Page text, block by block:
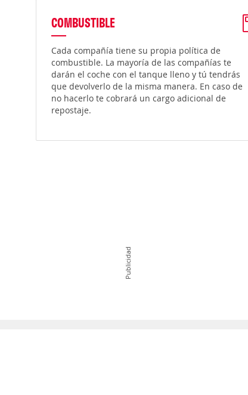
COMBUSTIBLE
Cada compañía tiene su propia política de
combustible. La mayoría de las compañías te
darán el coche con el tanque lleno y tú tendrás
que devolverlo de la misma manera. En caso de
no hacerlo te cobrará un cargo adicional de
repostaje.
Publicidad